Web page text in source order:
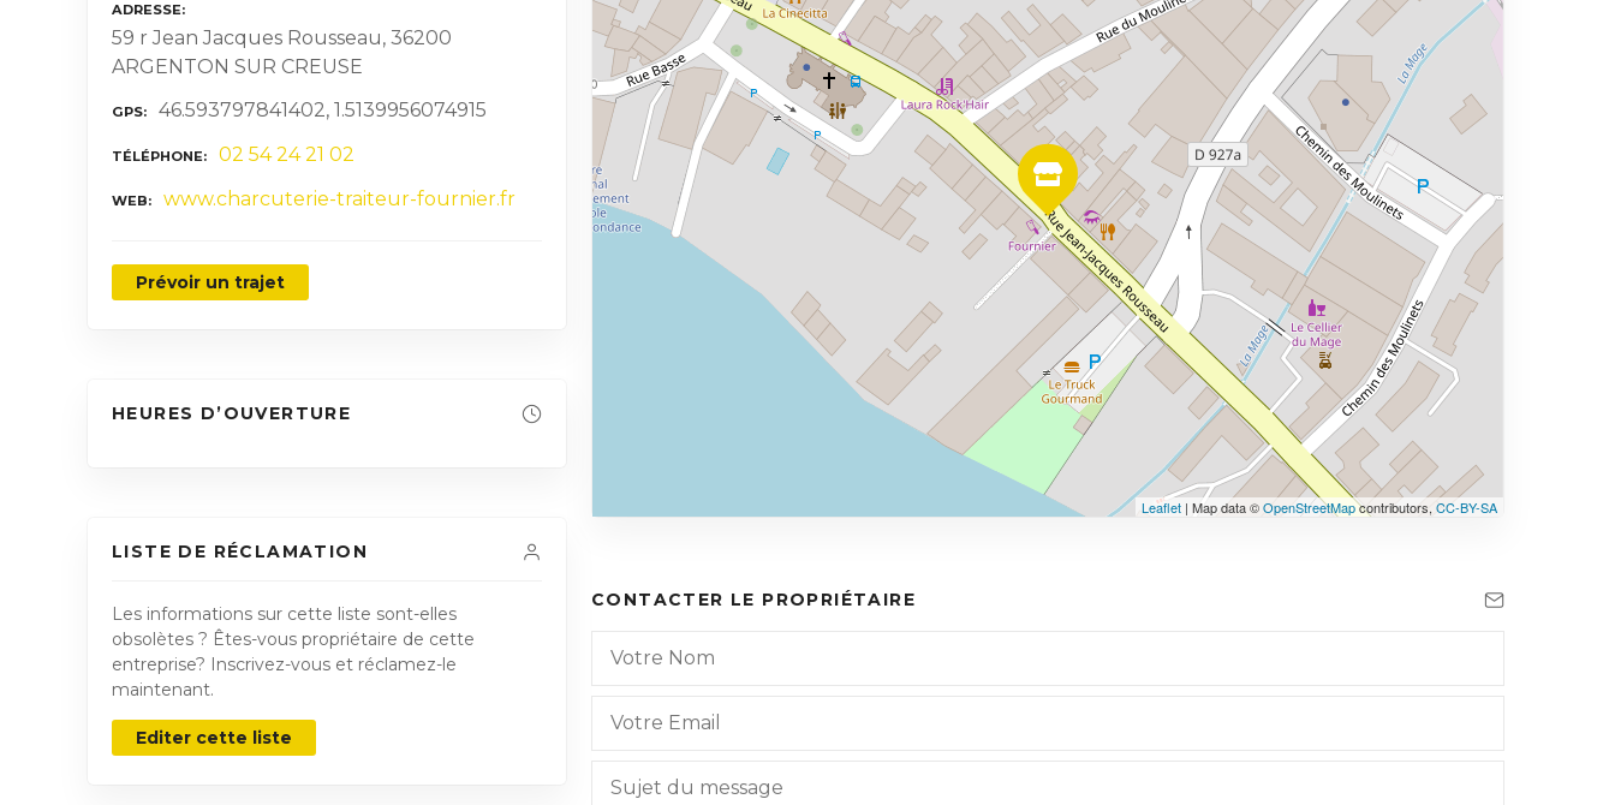
ADRESSE
59 r Jean Jacques Rousseau, 36200
ARGENTON SUR CREUSE
GPS 46.593797841402, 1.5139956074915
TÉLÉPHONE 02 54 24 21 02
WEB www.charcuterie-traiteur-fournier.fr
Prévoir un trajet
HEURES D’OUVERTURE
LISTE DE RÉCLAMATION
Les informations sur cette liste sont-elles
obsolètes ? Êtes-vous propriétaire de cette
entreprise? Inscrivez-vous et réclamez-le
maintenant.
Editer cette liste
Leaflet| Map data ©OpenStreetMapcontributors, CC-BY-SA
CONTACTER LE PROPRIÉTAIRE